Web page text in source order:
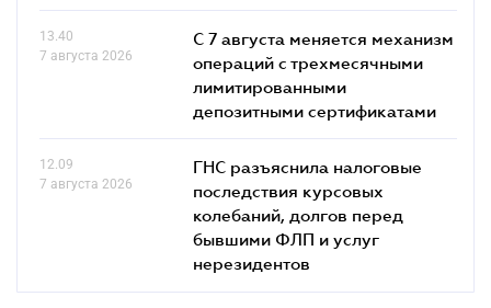
13.40
7 августа 2026
С 7 августа меняется механизм
операций с трехмесячными
лимитированными
депозитными сертификатами
12.09
7 августа 2026
ГНС разъяснила налоговые
последствия курсовых
колебаний, долгов перед
бывшими ФЛП и услуг
нерезидентов